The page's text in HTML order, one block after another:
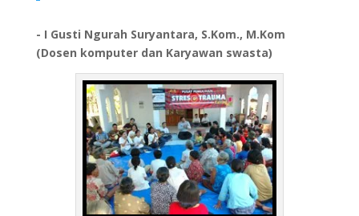
- I Gusti Ngurah Suryantara, S.Kom., M.Kom
(Dosen komputer dan Karyawan swasta)